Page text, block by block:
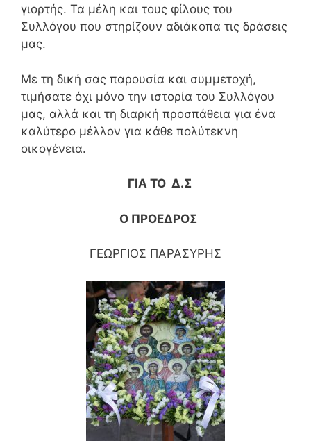
γιορτής. Τα μέλη και τους φίλους του
Συλλόγου που στηρίζουν αδιάκοπα τις δράσεις
μας.
Με τη δική σας παρουσία και συμμετοχή,
τιμήσατε όχι μόνο την ιστορία του Συλλόγου
μας, αλλά και τη διαρκή προσπάθεια για ένα
καλύτερο μέλλον για κάθε πολύτεκνη
οικογένεια.
ΓΙΑ ΤΟ Δ.Σ
Ο ΠΡΟΕΔΡΟΣ
ΓΕΩΡΓΙΟΣ ΠΑΡΑΣΥΡΗΣ